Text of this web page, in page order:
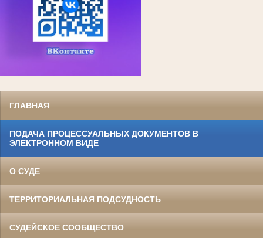
ГЛАВНАЯ
ПОДАЧА ПРОЦЕССУАЛЬНЫХ ДОКУМЕНТОВ В
ЭЛЕКТРОННОМ ВИДЕ
О СУДЕ
ТЕРРИТОРИАЛЬНАЯ ПОДСУДНОСТЬ
СУДЕЙСКОЕ СООБЩЕСТВО